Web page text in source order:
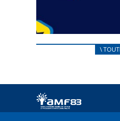
CARNET D’ACCUEIL
Afin d’accompagner au
FEUILLETER
\